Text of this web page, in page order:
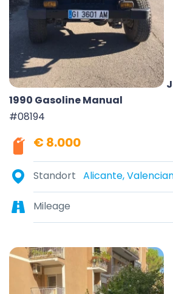
1990 Gasoline Manual
#08194
€ 8.000
Standort Alicante,
Mileage